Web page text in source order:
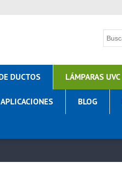
DUCTOS LÁMPARAS UVC
APLICACIONES BLOG